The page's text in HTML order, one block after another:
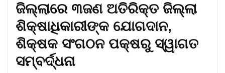
ଜିଲ୍ଲାରେ ୩ଜଣ ଅତିରିକ୍ତ ଜିଲ୍ଲା
ଶିକ୍ଷାଧିକାରୀଙ୍କ ଯୋଗଦାନ,
ଶିକ୍ଷକ ସଂଗଠନ ପକ୍ଷରୁ ସ୍ୱାଗତ
ସମ୍ବର୍ଦ୍ଧନା